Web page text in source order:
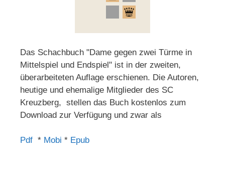
Das Schachbuch "Dame gegen zwei Türme in
Mittelspiel und Endspiel" ist in der zweiten,
überarbeiteten Auflage erschienen. Die Autoren,
heutige und ehemalige Mitglieder des SC
Kreuzberg, stellen das Buch kostenlos zum
Download zur Verfügung und zwar als
Pdf * Mobi * Epub